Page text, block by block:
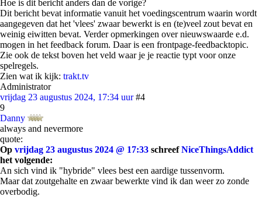
Hoe is dit bericht anders dan de vorige?
Dit bericht bevat informatie vanuit het voedingscentrum waarin wordt
aangegeven dat het 'vlees' zwaar bewerkt is en (te)veel zout bevat en
weinig eiwitten bevat. Verder opmerkingen over nieuwswaarde e.d.
mogen in het feedback forum. Daar is een frontpage-feedbacktopic.
Zie ook de tekst boven het veld waar je je reactie typt voor onze
spelregels.
Zien wat ik kijk: trakt.tv
Administrator
vrijdag 23 augustus 2024, 17:34 uur #4
9
Danny
always and nevermore
quote:
Op vrijdag 23 augustus 2024 @ 17:33 schreefNiceThingsAddict
het volgende:
An sich vind ik "hybride" vlees best een aardige tussenvorm.
Maar dat zoutgehalte en zwaar bewerkte vind ik dan weer zo zonde
overbodig.